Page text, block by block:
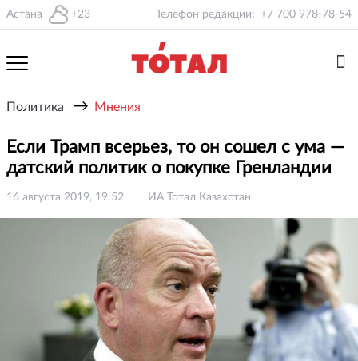
Астана +23 Телефон редакции: +7 700 978-78-54
Политика → Мнения
Если Трамп всерьез, то он сошел с ума —
датский политик о покупке Гренландии
16 августа 2019, 19:52 ИА Тотал Казахстан